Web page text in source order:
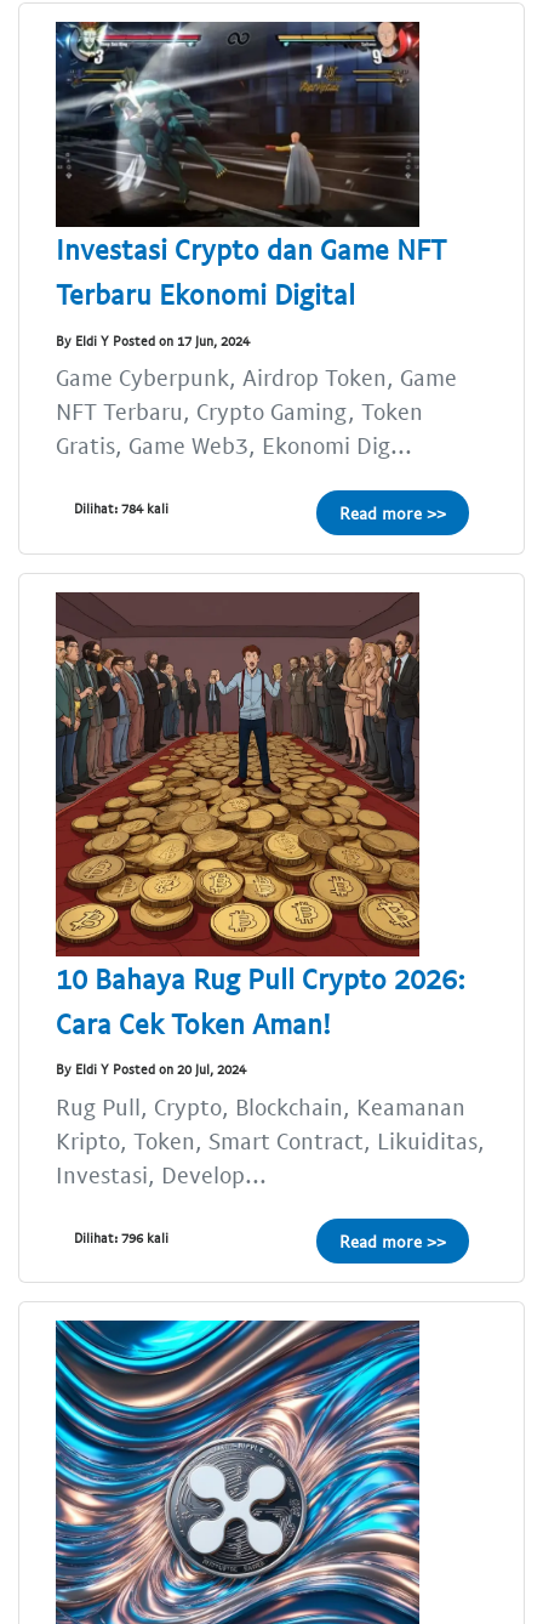
Investasi Crypto dan Game NFT
Terbaru Ekonomi Digital
By Eldi Y Posted on 17 Jun, 2024
Game Cyberpunk, Airdrop Token, Game
NFT Terbaru, Crypto Gaming, Token
Gratis, Game Web3, Ekonomi Dig...
Dilihat: 784 kali Read more >>
10 Bahaya Rug Pull Crypto 2026:
Cara Cek Token Aman!
By Eldi Y Posted on 20 Jul, 2024
Rug Pull, Crypto, Blockchain, Keamanan
Kripto, Token, Smart Contract, Likuiditas,
Investasi, Develop...
Dilihat: 796 kali Read more >>